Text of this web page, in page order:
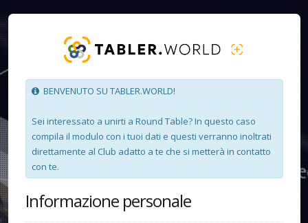
BENVENUTO SU TABLER.WORLD!
Sei interessato a unirti a Round Table? In questo caso
compila il modulo con i tuoi dati e questi verranno inoltrati
direttamente al Club adatto a te che si metterà in contatto
con te.
Informazione personale